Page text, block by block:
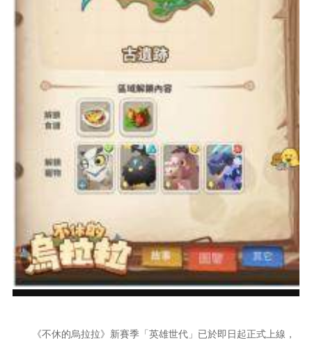
《不休的烏拉拉》新賽季「英雄世代」已於即日起正式上線，